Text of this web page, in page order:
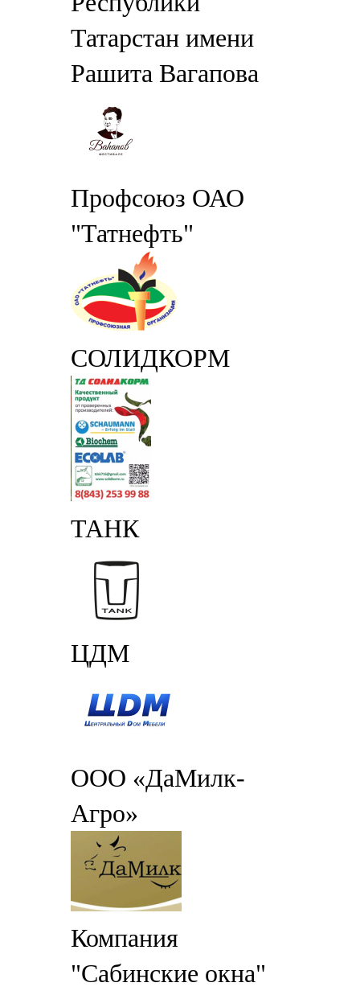
Татарстан имени
Рашита Вагапова
Профсоюз ОАО
"Татнефть"
СОЛИДКОРМ
ТАНК
ЦДМ
ООО «ДаМилк-
Агро»
Компания
"Сабинские окна"